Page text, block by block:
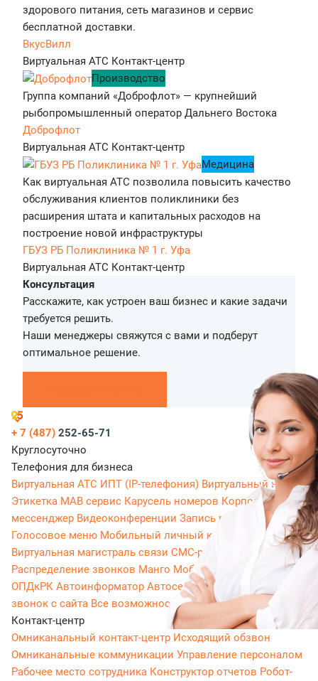
здорового питания, сеть магазинов и сервис
бесплатной доставки.
ВкусВилл
Виртуальная АТС Контакт-центр
Производство
Группа компаний «Доброфлот» — крупнейший
рыбопромышленный оператор Дальнего Востока
Доброфлот
Виртуальная АТС Контакт-центр
Медицина
Как виртуальная АТС позволила повысить качество
обслуживания клиентов поликлиники без
расширения штата и капитальных расходов на
построение новой инфраструктуры
ГБУЗ РБ Поликлиника № 1 г. Уфа
Виртуальная АТС Контакт-центр
Консультация
Расскажите, как устроен ваш бизнес и какие задачи
требуется решить.
Наши менеджеры свяжутся с вами и подберут
оптимальное решение.
+ 7 (487) 252-65-71
Круглосуточно
Телефония для бизнеса
Виртуальная АТС ИПТ (IP-телефония) Виртуальный номер
Этикетка МАВ сервис Карусель номеров Корпоративный
мессенджер Видеоконференции Запись разговоров
Голосовое меню Мобильный личный кабинет
Виртуальная магистраль связи СМС-рассылки
Распределение звонков Манго Мобайл
ОПДкРК Автоинформатор Автосекретарь
Обратный
звонок с сайта Все возможности ВАТС
Контакт-центр
Омниканальный контакт-центр Исходящий обзвон
Омниканальные коммуникации Управление персоналом
Рабочее место сотрудника Конструктор отчетов Робот-